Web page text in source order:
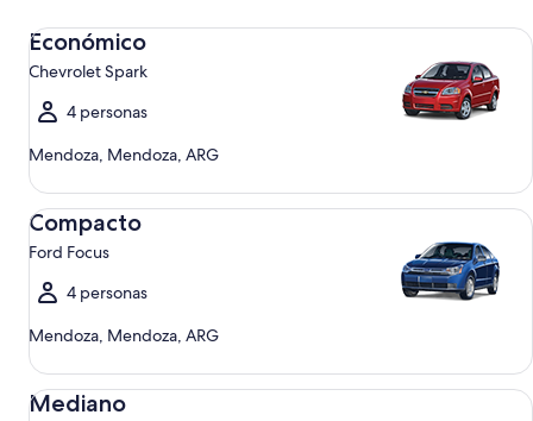
Económico
Chevrolet Spark
4 personas
Mendoza, Mendoza, ARG
Económico Chevrolet Spark
Compacto
Ford Focus
4 personas
Mendoza, Mendoza, ARG
Compacto Ford Focus
Mediano
Mediano Toyota Corolla